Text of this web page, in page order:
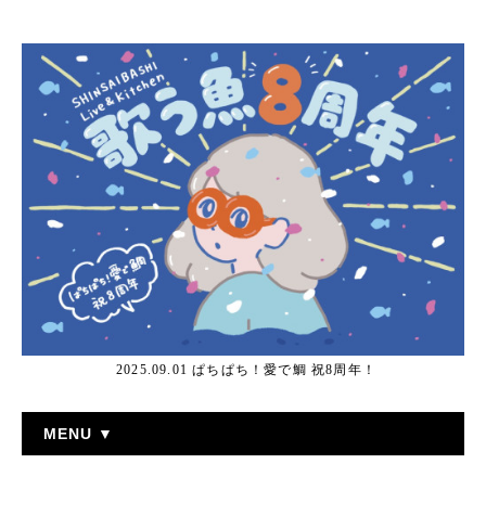
2025.09.01 ぱちぱち！愛で鯛 祝8周年！
MENU ▼